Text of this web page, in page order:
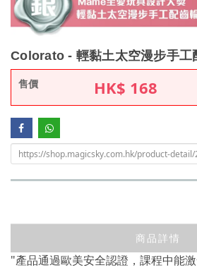
Colorato - 輕黏土太空漫步手工
售價 HK$ 168
商品詳情
"產品通過歐美安全認證，課程中能